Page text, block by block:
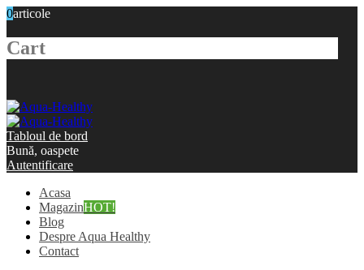
0articole
Cart
Tabloul de bord
Bună, oaspete
Autentificare
Acasa
MagazinHOT!
Blog
Despre Aqua Healthy
Contact